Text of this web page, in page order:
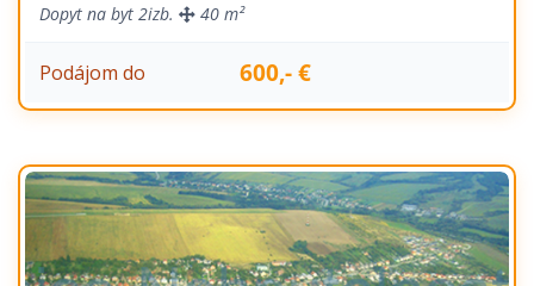
Dopyt na byt 2izb. 40 m²
Podájom do 600,- €